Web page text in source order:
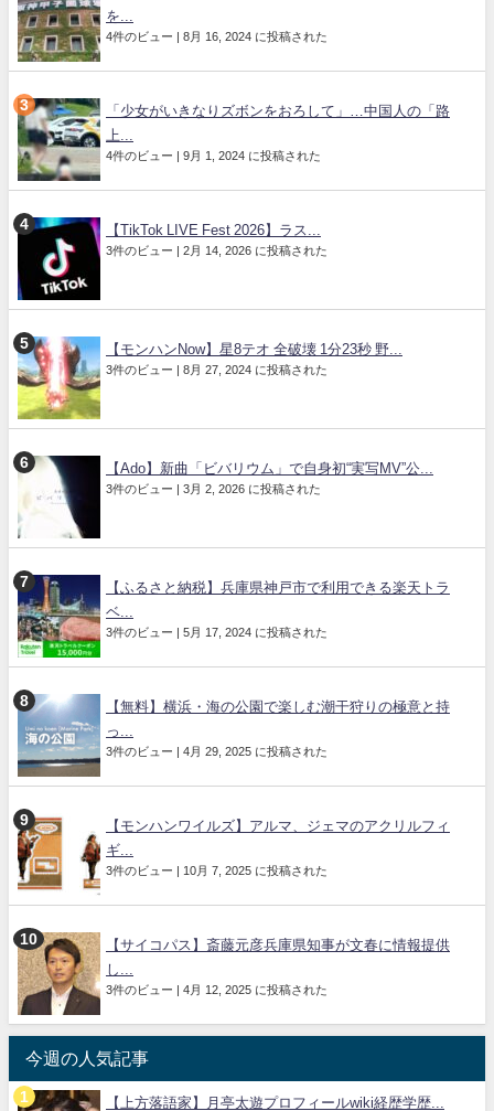
を...
4件のビュー | 8月 16, 2024 に投稿された
「少女がいきなりズボンをおろして」…中国人の「路
上...
4件のビュー | 9月 1, 2024 に投稿された
【TikTok LIVE Fest 2026】ラス...
3件のビュー | 2月 14, 2026 に投稿された
【モンハンNow】星8テオ 全破壊 1分23秒 野...
3件のビュー | 8月 27, 2024 に投稿された
【Ado】新曲「ビバリウム」で自身初“実写MV”公...
3件のビュー | 3月 2, 2026 に投稿された
【ふるさと納税】兵庫県神戸市で利用できる楽天トラ
ベ...
3件のビュー | 5月 17, 2024 に投稿された
【無料】横浜・海の公園で楽しむ潮干狩りの極意と持
っ...
3件のビュー | 4月 29, 2025 に投稿された
【モンハンワイルズ】アルマ、ジェマのアクリルフィ
ギ...
3件のビュー | 10月 7, 2025 に投稿された
【サイコパス】斎藤元彦兵庫県知事が文春に情報提供
し...
3件のビュー | 4月 12, 2025 に投稿された
今週の人気記事
【上方落語家】月亭太遊プロフィールwiki経歴学歴...